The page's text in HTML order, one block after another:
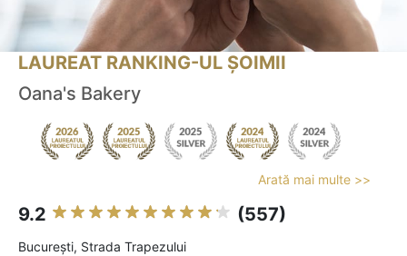
LAUREAT RANKING-UL ȘOIMII
Oana's Bakery
Arată mai multe >>
9.2 (557)
Bucureşti, Strada Trapezului